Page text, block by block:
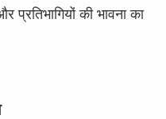
प्रतिभागियों की भावना का